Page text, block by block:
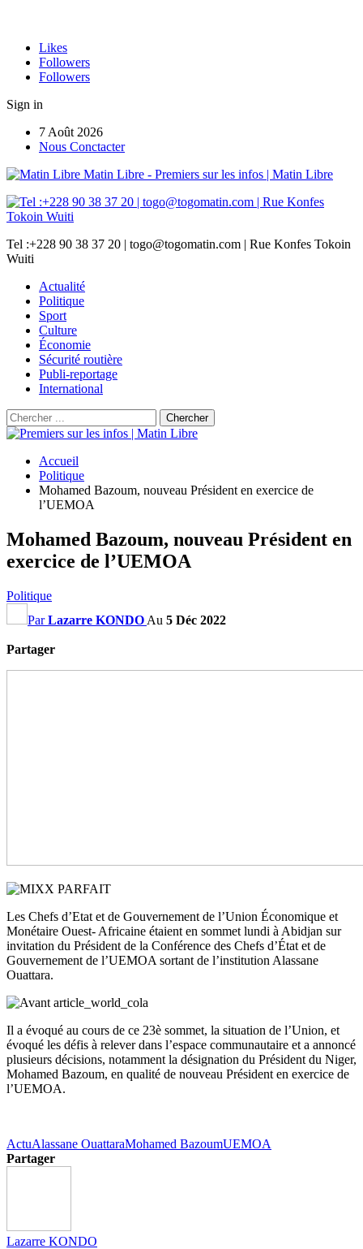
Likes
Followers
Followers
Sign in
7 Août 2026
Nous Conctacter
Matin Libre - Premiers sur les infos | Matin Libre
Tel :+228 90 38 37 20 | togo@togomatin.com | Rue Konfes Tokoin
Wuiti
Actualité
Politique
Sport
Culture
Économie
Sécurité routière
Publi-reportage
International
Accueil
Politique
Mohamed Bazoum, nouveau Président en exercice de
l’UEMOA
Mohamed Bazoum, nouveau Président en
exercice de l’UEMOA
Politique
ParLazarre KONDO Au 5 Déc 2022
Partager
Les Chefs d’Etat et de Gouvernement de l’Union Économique et
Monétaire Ouest- Africaine étaient en sommet lundi à Abidjan sur
invitation du Président de la Conférence des Chefs d’État et de
Gouvernement de l’UEMOA sortant de l’institution Alassane
Ouattara.
Il a évoqué au cours de ce 23è sommet, la situation de l’Union, et
évoqué les défis à relever dans l’espace communautaire et a annoncé
plusieurs décisions, notamment la désignation du Président du Niger,
Mohamed Bazoum, en qualité de nouveau Président en exercice de
l’UEMOA.
ActuAlassane OuattaraMohamed BazoumUEMOA
Partager
Lazarre KONDO